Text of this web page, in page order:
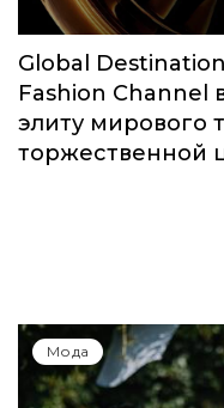
Global
Fashion Channel
элиту мирового
торжественной
Мода